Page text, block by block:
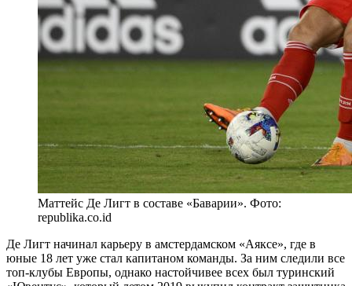
Маттейс Де Лигт в составе «Баварии». Фото:
republika.co.id
Де Лигт начинал карьеру в амстердамском «Аяксе», где в
юные 18 лет уже стал капитаном команды. За ним следили все
топ-клубы Европы, однако настойчивее всех был туринский